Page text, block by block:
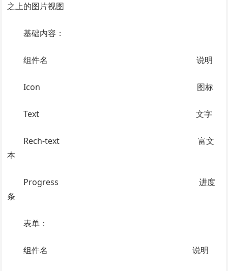
之上的图片视图
基础内容：
组件名 说明
Icon 图标
Text 文字
Rech-text 富文
本
Progress 进度
条
表单：
组件名 说明